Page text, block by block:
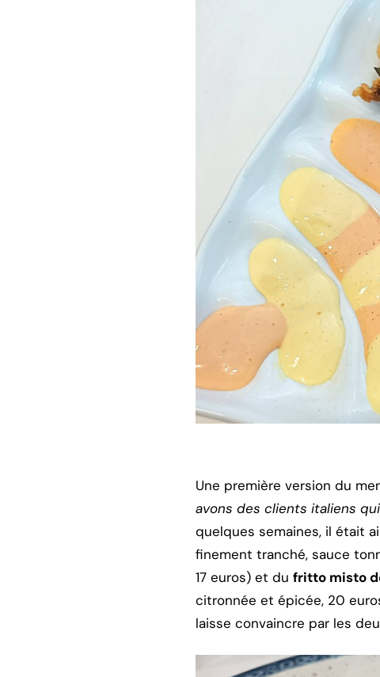
Une première version du
avons des clients italiens
quelques semaines, il était
finement tranché, sauce
17 euros) et du fritto misto
citronnée et épicée, 20
laisse convaincre par les